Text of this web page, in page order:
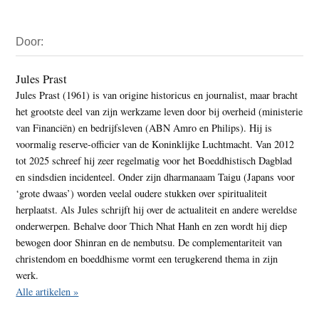
Sidebar
Door:
Jules Prast
Jules Prast (1961) is van origine historicus en journalist, maar bracht
het grootste deel van zijn werkzame leven door bij overheid (ministerie
van Financiën) en bedrijfsleven (ABN Amro en Philips). Hij is
voormalig reserve-officier van de Koninklijke Luchtmacht. Van 2012
tot 2025 schreef hij zeer regelmatig voor het Boeddhistisch Dagblad
en sindsdien incidenteel. Onder zijn dharmanaam Taigu (Japans voor
‘grote dwaas’) worden veelal oudere stukken over spiritualiteit
herplaatst. Als Jules schrijft hij over de actualiteit en andere wereldse
onderwerpen. Behalve door Thich Nhat Hanh en zen wordt hij diep
bewogen door Shinran en de nembutsu. De complementariteit van
christendom en boeddhisme vormt een terugkerend thema in zijn
werk.
Alle artikelen »